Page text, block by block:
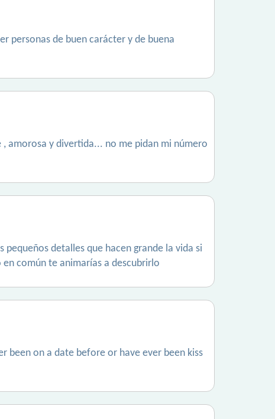
personas de buen carácter y de buena
amorosa y divertida... no me pidan mi número
detalles que hacen grande la vida si
común te animarías a descubrirlo
been on a date before or have ever been kiss